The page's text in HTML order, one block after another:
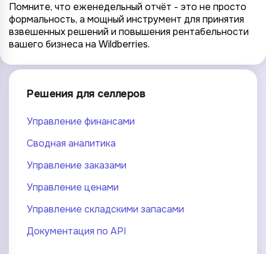
Помните, что еженедельный отчёт - это не просто
формальность, а мощный инструмент для принятия
взвешенных решений и повышения рентабельности
вашего бизнеса на Wildberries.
Решения для селлеров
Управление финансами
Сводная аналитика
Управление заказами
Управление ценами
Управление складскими запасами
Документация по API